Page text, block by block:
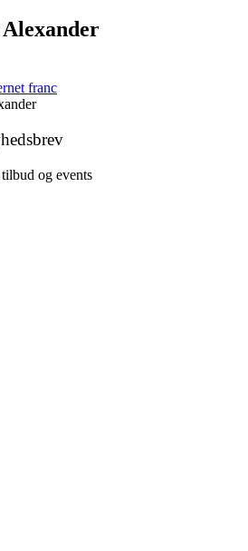
franc
og events